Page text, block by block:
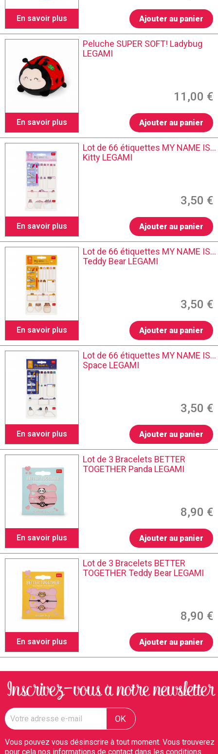
En savoir plus Ajouter au panier
En savoir plus
Peluche SUPER SOFT! Ladybug
LEGAMI
11,00 €
Ajouter au panier
En savoir plus
Lot de 66 étiquettes MY NAME IS...
Kitty LEGAMI
3,50 €
Ajouter au panier
En savoir plus
Lot de 66 étiquettes MY NAME IS...
Teddy Bear LEGAMI
3,50 €
Ajouter au panier
En savoir plus
Lot de 66 étiquettes MY NAME IS...
Space LEGAMI
3,50 €
Ajouter au panier
En savoir plus
Lot de 3 Bracelets BETTER
TOGETHER Panda LEGAMI
8,90 €
Ajouter au panier
En savoir plus
Lot de 3 Bracelets BETTER
TOGETHER Teddy Bear LEGAMI
8,90 €
Ajouter au panier
Vous pouvez vous désinscrire à tout moment. Vous trouverez
pour cela nos informations de contact dans les conditions